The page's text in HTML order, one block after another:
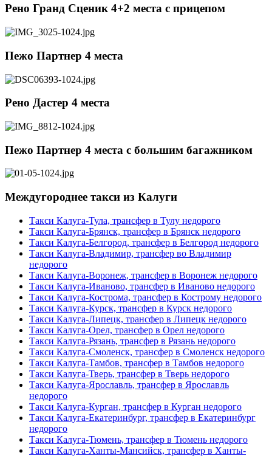
Рено Гранд Сценик 4+2 места c прицепом
Пежо Партнер 4 места
Рено Дастер 4 места
Пежо Партнер 4 места с большим багажником
Междугороднее такси из Калуги
Такси Калуга-Тула, трансфер в Тулу недорого
Такси Калуга-Брянск, трансфер в Брянск недорого
Такси Калуга-Белгород, трансфер в Белгород недорого
Такси Калуга-Владимир, трансфер во Владимир
недорого
Такси Калуга-Воронеж, трансфер в Воронеж недорого
Такси Калуга-Иваново, трансфер в Иваново недорого
Такси Калуга-Кострома, трансфер в Кострому недорого
Такси Калуга-Курск, трансфер в Курск недорого
Такси Калуга-Липецк, трансфер в Липецк недорого
Такси Калуга-Орел, трансфер в Орел недорого
Такси Калуга-Рязань, трансфер в Рязань недорого
Такси Калуга-Смоленск, трансфер в Смоленск недорого
Такси Калуга-Тамбов, трансфер в Тамбов недорого
Такси Калуга-Тверь, трансфер в Тверь недорого
Такси Калуга-Ярославль, трансфер в Ярославль
недорого
Такси Калуга-Курган, трансфер в Курган недорого
Такси Калуга-Екатеринбург, трансфер в Екатеринбург
недорого
Такси Калуга-Тюмень, трансфер в Тюмень недорого
Такси Калуга-Ханты-Мансийск, трансфер в Ханты-